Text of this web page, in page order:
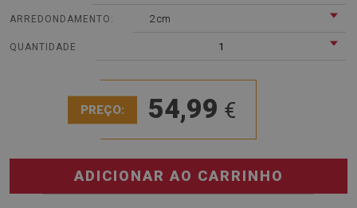
ARREDONDAMENTO: 2 cm
QUANTIDADE 1
PREÇO: 54,99 €
ADICIONAR AO CARRINHO